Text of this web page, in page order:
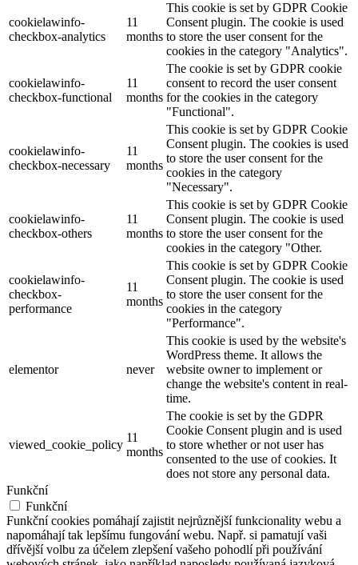
cookielawinfo-
checkbox-analytics
11
months
This cookie is set by GDPR Cookie
Consent plugin. The cookie is used
to store the user consent for the
cookies in the category "Analytics".
cookielawinfo-
checkbox-functional
11
months
The cookie is set by GDPR cookie
consent to record the user consent
for the cookies in the category
"Functional".
cookielawinfo-
checkbox-necessary
11
months
This cookie is set by GDPR Cookie
Consent plugin. The cookies is used
to store the user consent for the
cookies in the category
"Necessary".
cookielawinfo-
checkbox-others
11
months
This cookie is set by GDPR Cookie
Consent plugin. The cookie is used
to store the user consent for the
cookies in the category "Other.
cookielawinfo-
checkbox-
performance
11
months
This cookie is set by GDPR Cookie
Consent plugin. The cookie is used
to store the user consent for the
cookies in the category
"Performance".
elementor never
This cookie is used by the website's
WordPress theme. It allows the
website owner to implement or
change the website's content in real-
time.
viewed_cookie_policy
11
months
The cookie is set by the GDPR
Cookie Consent plugin and is used
to store whether or not user has
consented to the use of cookies. It
does not store any personal data.
Funkční
Funkční
Funkční cookies pomáhají zajistit nejrůznější funkcionality webu a
napomáhají tak lepšímu fungování webu. Např. si pamatují vaši
dřívější volbu za účelem zlepšení vašeho pohodlí při používání